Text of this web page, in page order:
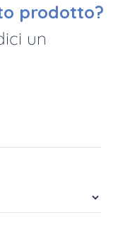
prodotto?
un